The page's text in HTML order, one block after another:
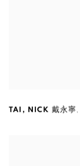
TAI , NICK 戴永寧,